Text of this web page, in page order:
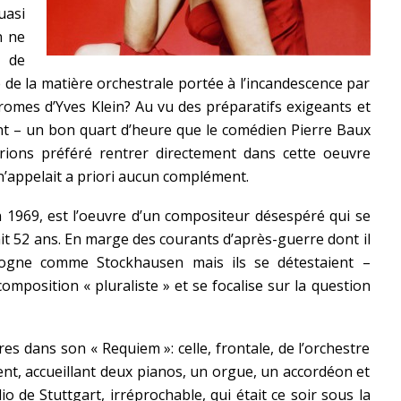
ne
la matière orchestrale portée à l’incandescence par
d’Yves Klein? Au vu des préparatifs exigeants et
– un bon quart d’heure que le comédien Pierre Baux
préféré rentrer directement dans cette oeuvre
a priori aucun complément.
1969, est l’oeuvre d’un compositeur désespéré qui se
52 ans. En marge des courants d’après-guerre dont il
comme Stockhausen mais ils se détestaient –
« pluraliste » et se focalise sur la question
dans son « Requiem »: celle, frontale, de l’orchestre
accueillant deux pianos, un orgue, un accordéon et
de Stuttgart, irréprochable, qui était ce soir sous la